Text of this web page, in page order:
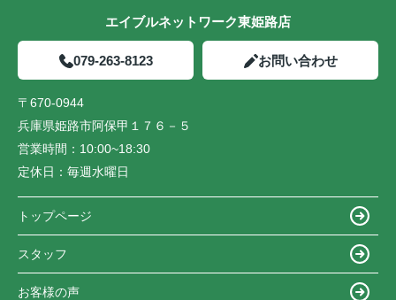
エイブルネットワーク東姫路店
079-263-8123 お問い合わせ
〒670-0944
兵庫県姫路市阿保甲１７６－５
営業時間： 10:00~18:30
定休日： 毎週水曜日
トップページ
スタッフ
お客様の声